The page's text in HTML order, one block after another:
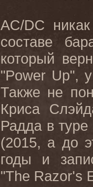
AC/DC
составе
который
"Power Up",
Также не
Криса
Радда в
(2015, а до
годы и
"The Razor's